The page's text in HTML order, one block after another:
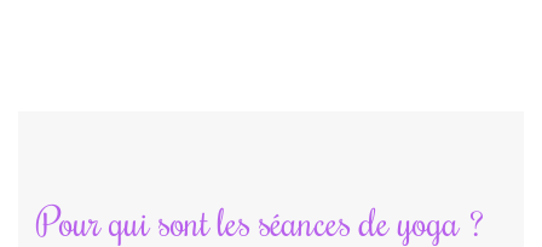
Pour qui sont les séances de yoga ?